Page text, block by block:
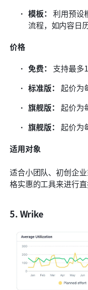
模板： 利用预设
流程，如内容日
价格
免费： 支持最多
标准版： 起价为
旗舰版： 起价为
旗舰版： 起价为
适用对象
适合小团队、初创企
格实惠的工具来进行直
5. Wrike